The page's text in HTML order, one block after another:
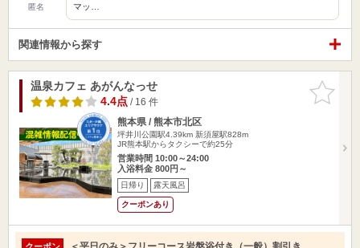
匿名
マッ…
関連情報から探す
お気に入
りに追加
温泉カフェ あがんなっせ
4.4点/ 16 件
熊本県 / 熊本市北区
坪井川公園駅4.39km 新須屋駅828m
JR熊本駅からタクシーで約25分
営業時間 10:00～24:00
入浴料金 800円～
日帰り 露天風呂
クーポンあり